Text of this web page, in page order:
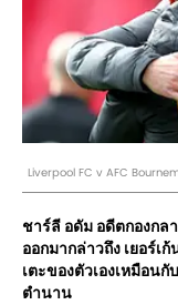
Liverpool FC v AFC
ชาร์ลี อดัม อดีตกองกล
ออกมากล่าวถึง เยอร์
เตะของตัวเองเหมือน
ตำนาน